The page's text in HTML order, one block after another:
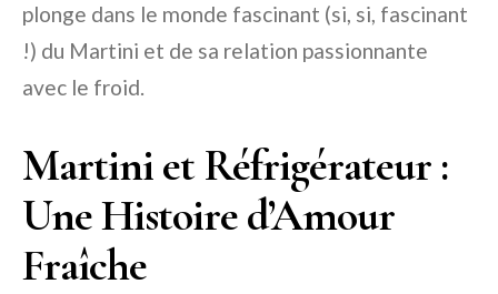
plonge dans le monde fascinant (si, si, fascinant
!) du Martini et de sa relation passionnante
avec le froid.
Martini et Réfrigérateur :
Une Histoire d’Amour
Fraîche